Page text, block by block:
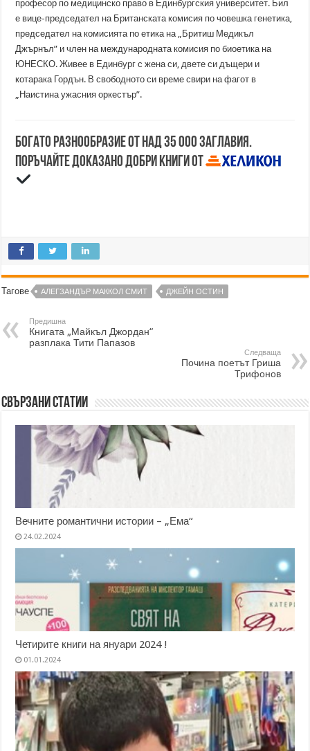
професор по медицинско право в Единбургския университет. Бил
е вице-председател на Британската комисия по човешка генетика,
председател на комисията по етика на „Бритиш Медикъл
Джърнъл” и член на международната комисия по биоетика на
ЮНЕСКО. Живее в Единбург с жена си, двете си дъщери и
котарака Гордън. В свободното си време свири на фагот в
„Наистина ужасния оркестър”.
Богато разнообразие от над 35 000 заглавия.
Поръчайте доказано добри книги от
Тагове АЛЕГЗАНДЪР МАККОЛ СМИТ ДЖЕЙН ОСТИН
Предишна
Книгата „Майкъл Джордан“
разплака Тити Папазов
Следваща
Почина поетът Гриша
Трифонов
Свързани статии
Вечните романтични истории – „Ема“
24.02.2024
Четирите книги на януари 2024 !
01.01.2024